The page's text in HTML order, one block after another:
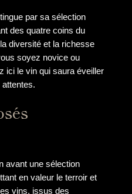
par sa sélection
des quatre coins du
diversité et la richesse
soyez novice ou
ici le vin qui saura éveiller
avant une sélection
en valeur le terroir et
vins, issus des